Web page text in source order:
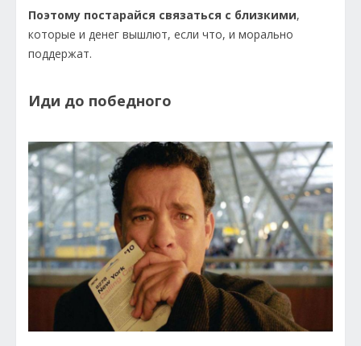
Поэтому постарайся связаться с близкими,
которые и денег вышлют, если что, и морально
поддержат.
Иди до победного